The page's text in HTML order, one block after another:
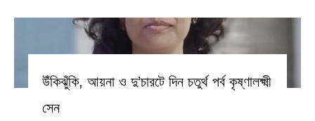
উঁকিঝুঁকি, আয়না ও দু’চারটে দিন চতুর্থ পর্ব কৃষ্ণালক্ষ্মী
সেন